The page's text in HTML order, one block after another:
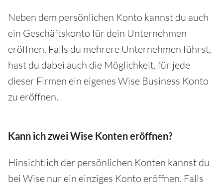
Neben dem persönlichen Konto kannst du auch
ein Geschäftskonto für dein Unternehmen
eröffnen. Falls du mehrere Unternehmen führst,
hast du dabei auch die Möglichkeit, für jede
dieser Firmen ein eigenes Wise Business Konto
zu eröffnen.
Kann ich zwei Wise Konten eröffnen?
Hinsichtlich der persönlichen Konten kannst du
bei Wise nur ein einziges Konto eröffnen. Falls